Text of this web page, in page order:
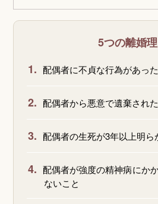
5つの離婚
1. 配偶者に不貞な行為があっ
2. 配偶者から悪意で遺棄され
3. 配偶者の生死が3年以上明ら
4. 配偶者が強度の精神病にか
ないこと